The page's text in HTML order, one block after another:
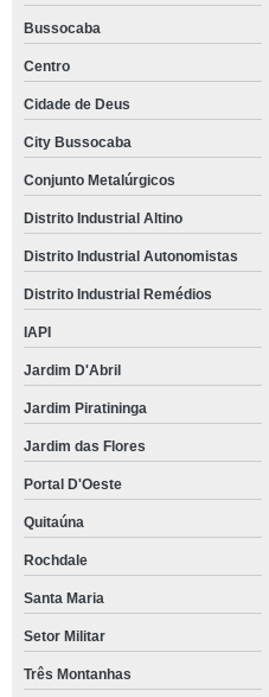
Bussocaba
Centro
Cidade de Deus
City Bussocaba
Conjunto Metalúrgicos
Distrito Industrial Altino
Distrito Industrial Autonomistas
Distrito Industrial Remédios
IAPI
Jardim D'Abril
Jardim Piratininga
Jardim das Flores
Portal D'Oeste
Quitaúna
Rochdale
Santa Maria
Setor Militar
Três Montanhas